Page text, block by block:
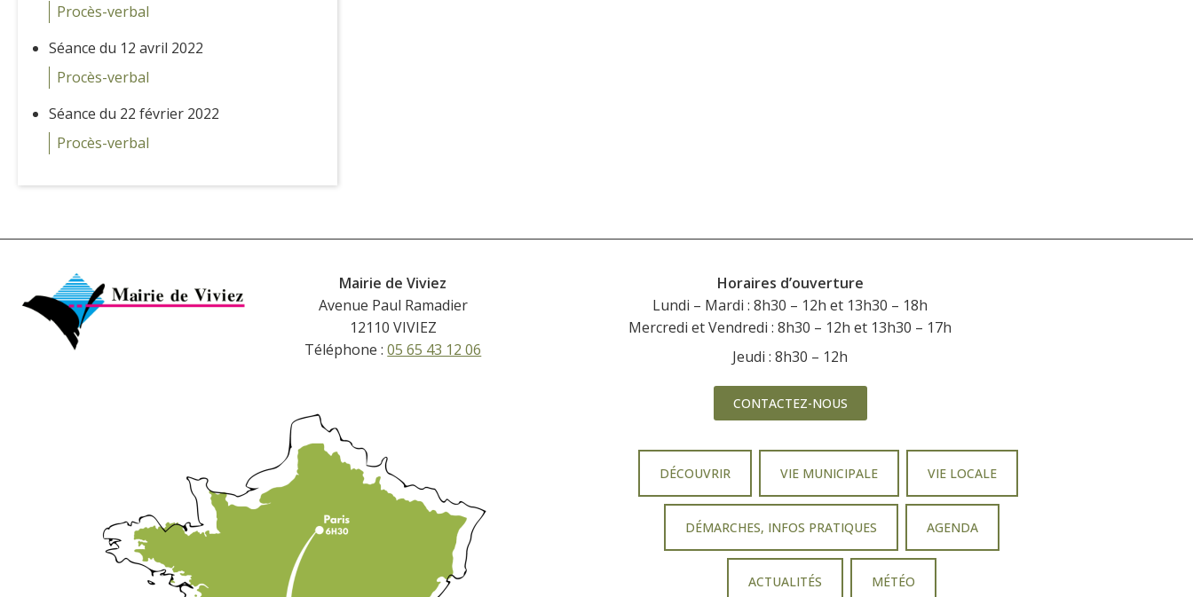
Procès-verbal
Séance du 12 avril 2022
Procès-verbal
Séance du 22 février 2022
Procès-verbal
Mairie de Viviez
Avenue Paul Ramadier
12110 VIVIEZ
Téléphone :05 65 43 12 06
Horaires d’ouverture
Lundi – Mardi : 8h30 – 12h et 13h30 – 18h
Mercredi et Vendredi : 8h30 – 12h et 13h30 – 17h
Jeudi : 8h30 – 12h
CONTACTEZ-NOUS
DÉCOUVRIR VIE MUNICIPALE VIE LOCALE
DÉMARCHES, INFOS PRATIQUES AGENDA
ACTUALITÉS MÉTÉO